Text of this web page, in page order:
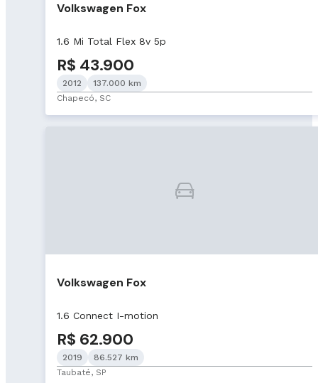
Volkswagen Fox
1.6 Mi Total Flex 8v 5p
R$ 43.900
2012
137.000 km
Chapecó, SC
Volkswagen Fox
1.6 Connect I-motion
R$ 62.900
2019
86.527 km
Taubaté, SP